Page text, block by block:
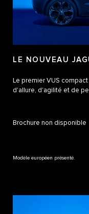
LE NOUVEAU
Le premier VUS
d'allure, d'agilité et de
Brochure non disponible
Modèle européen présenté.